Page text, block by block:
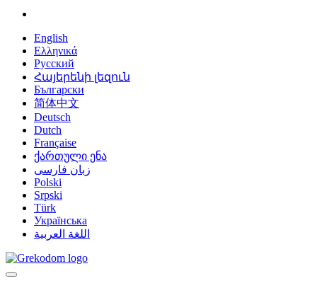
English
Ελληνικά
Русский
Հայերենի լեզուն
Български
简体中文
Deutsch
Dutch
Française
ქართული ენა
زبان فارسی
Polski
Srpski
Türk
Українська
اللغة العربية